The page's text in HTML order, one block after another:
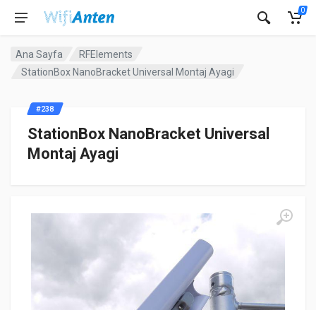
0
Ana Sayfa
RFElements
StationBox NanoBracket Universal Montaj Ayagi
StationBox NanoBracket Universal
Montaj Ayagi
#238